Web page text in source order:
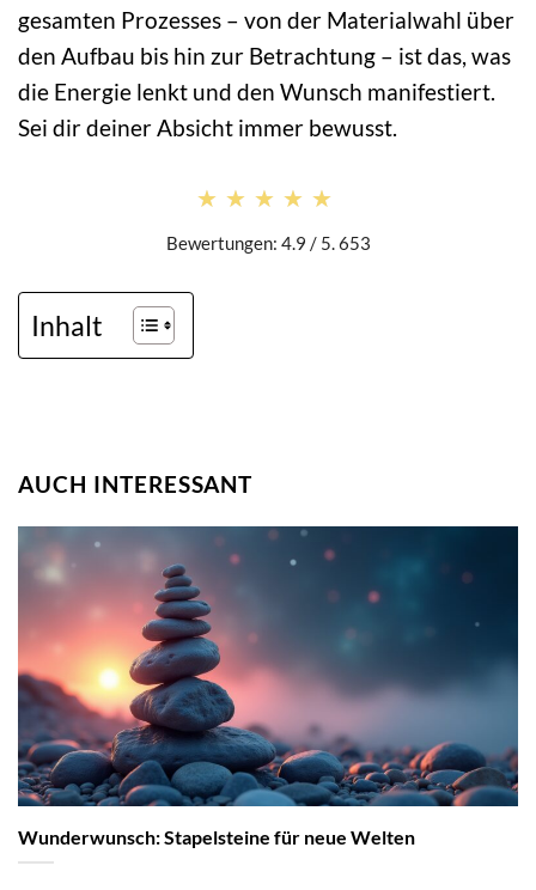
gesamten Prozesses – von der Materialwahl über
den Aufbau bis hin zur Betrachtung – ist das, was
die Energie lenkt und den Wunsch manifestiert.
Sei dir deiner Absicht immer bewusst.
★★★★★
★★★★★
Bewertungen: 4.9 / 5. 653
Inhalt
AUCH INTERESSANT
Wunderwunsch: Stapelsteine für neue Welten